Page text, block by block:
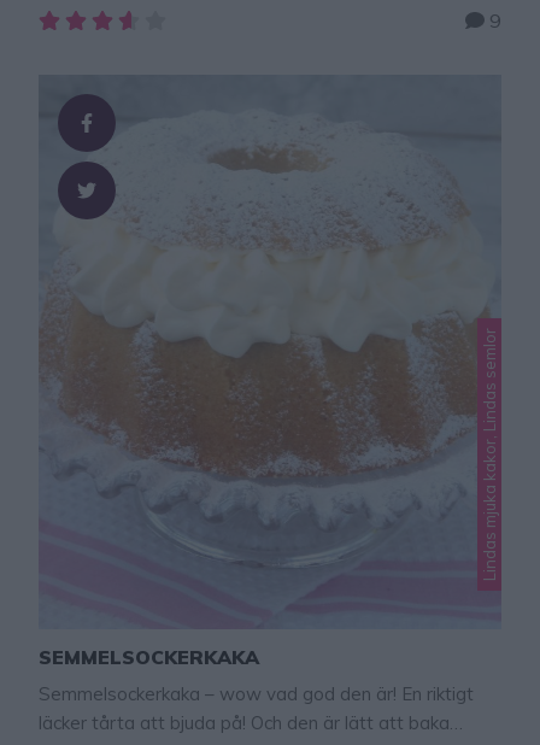
Saffranskakan är supersaftig och den är täckt med en
TIPS! Följ gärna …
9
Lindas mjuka kakor, Lindas semlor
SEMMELSOCKERKAKA
Semmelsockerkaka – wow vad god den är! En riktigt
läcker tårta att bjuda på! Och den är lätt att baka